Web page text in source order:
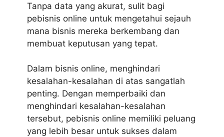
Tanpa data yang akurat, sulit bagi
pebisnis online untuk mengetahui sejauh
mana bisnis mereka berkembang dan
membuat keputusan yang tepat.
Dalam bisnis online, menghindari
kesalahan-kesalahan di atas sangatlah
penting. Dengan memperbaiki dan
menghindari kesalahan-kesalahan
tersebut, pebisnis online memiliki peluang
yang lebih besar untuk sukses dalam